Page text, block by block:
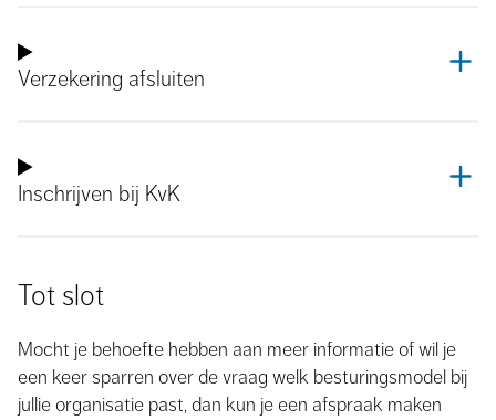
Verzekering afsluiten
Inschrijven bij KvK
Tot slot
Mocht je behoefte hebben aan meer informatie of wil je
een keer sparren over de vraag welk besturingsmodel bij
jullie organisatie past, dan kun je een afspraak maken